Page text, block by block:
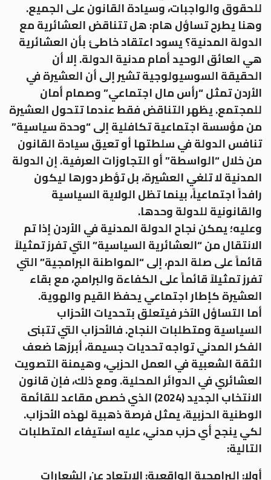
للحقوق والواجبات، وسيادة القانون على الجميع.
وهنا يطرح تساؤل هام: هل تتناقض العشائرية مع
الدولة المدنية؟ يسود اعتقاد خاطئ بأن العشائرية
هي العائق الوحيد أمام مدنية الدولة. إلا أن
الحقيقة السوسيولوجية تشير إلى أن العشيرة في
الأردن تمثل “رأس مال اجتماعي” وصمام أمان
للمجتمع. يظهر التناقض فقط عندما تتحول العشيرة
من مؤسسة اجتماعية تكافلية إلى “وحدة سياسية”
تنافس الدولة في سلطتها أو تعيق سيادة القانون
من خلال “الواسطة” أو التجاوزات العرفية. إن الدولة
المدنية لا تلغي العشيرة، بل تؤطر دورها ليكون
رافداً اجتماعياً، بينما تظل الولاية السياسية
والقانونية للدولة وحدها.
وعليه؛ يمكن نجاح الدولة المدنية في الأردن إذا تم
الانتقال من “العشائرية السياسية” التي تفرز تمثيلاً
قائماً على صلة الدم، إلى “المواطنة البرامجية” التي
تفرز تمثيلاً قائماً على الكفاءة والبرامج، مع بقاء
العشيرة كإطار اجتماعي يحفظ القيم والهوية.
أما التساؤل الآخر فيتعلق بتحديات الأحزاب
السياسية ومتطلبات النجاح. فالأحزاب التي تتبنى
الفكر المدني تواجه تحديات جسيمة، أبرزها ضعف
الثقة الشعبية في العمل الحزبي، وهيمنة التصويت
العشائري في الدوائر المحلية. ومع ذلك، فإن قانون
الانتخاب الجديد (2024) الذي خصص مقاعد للقائمة
الوطنية الحزبية، يمثل فرصة ذهبية لهذه الأحزاب.
لكي ينجح أي حزب مدني، عليه استيفاء المتطلبات
التالية:
أولا: البرامجية الواقعية: الابتعاد عن الشعارات